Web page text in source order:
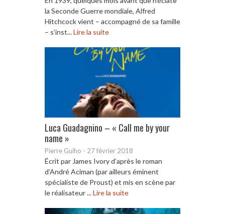
la Seconde Guerre mondiale, Alfred
Hitchcock vient – accompagné de sa famille
– s’inst...Lire la suite
Luca Guadagnino – « Call me by your
name »
Pierre Guiho - 27 février 2018
Écrit par James Ivory d’après le roman
d’André Aciman (par ailleurs éminent
spécialiste de Proust) et mis en scène par
le réalisateur ...Lire la suite